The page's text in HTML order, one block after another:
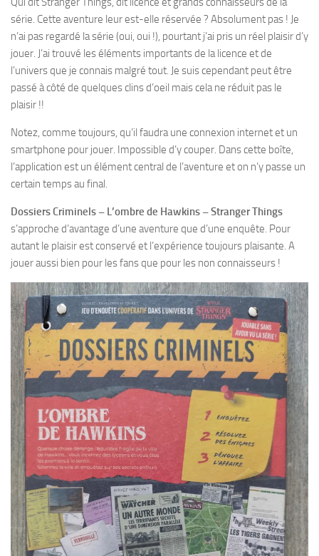
série. Cette aventure leur est-elle réservée ? Absolument pas ! Je
n’ai pas regardé la série (oui, oui !), pourtant j’ai pris un réel plaisir d’y
jouer. J’ai trouvé les éléments importants de la licence et de
l’univers que je connais malgré tout. Je suis cependant peut être
passé à côté de quelques clins d’oeil mais cela ne réduit pas le
plaisir !!
Notez, comme toujours, qu’il faudra une connexion internet et un
smartphone pour jouer. Impossible d’y couper. Dans cette boîte,
l’application est un élément central de l’aventure et on n’y passe un
certain temps au final.
Dossiers Criminels – L’ombre de Hawkins – Stranger Things
s’approche d’avantage d’une aventure que d’une enquête. Pour
autant le plaisir est conservé et l’expérience toujours plaisante. A
jouer aussi bien pour les fans que pour les non connaisseurs !